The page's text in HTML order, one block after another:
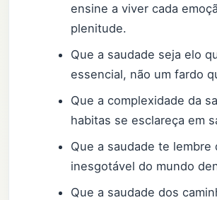
ensine a viver cada
plenitude.
Que a saudade seja elo
essencial, não um fardo
Que a complexidade da
habitas se esclareça em
Que a saudade te lembre
inesgotável do mundo
Que a saudade dos